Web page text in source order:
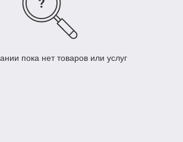
пока нет товаров или услуг